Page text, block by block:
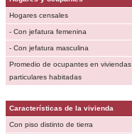
Hogares censales
- Con jefatura femenina
- Con jefatura masculina
Promedio de ocupantes en viviendas
particulares habitadas
Características de la vivienda
Con piso distinto de tierra